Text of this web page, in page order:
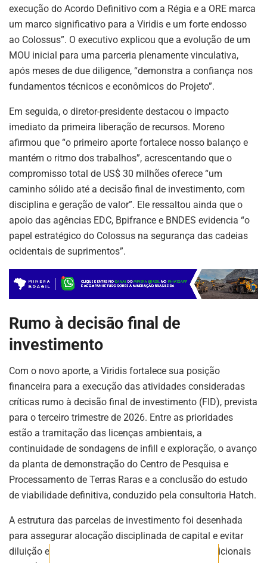
execução do Acordo Definitivo com a Régia e a ORE marca
um marco significativo para a Viridis e um forte endosso
ao Colossus”. O executivo explicou que a evolução de um
MOU inicial para uma parceria plenamente vinculativa,
após meses de due diligence, “demonstra a confiança nos
fundamentos técnicos e econômicos do Projeto”.
Em seguida, o diretor-presidente destacou o impacto
imediato da primeira liberação de recursos. Moreno
afirmou que “o primeiro aporte fortalece nosso balanço e
mantém o ritmo dos trabalhos”, acrescentando que o
compromisso total de US$ 30 milhões oferece “um
caminho sólido até a decisão final de investimento, com
disciplina e geração de valor”. Ele ressaltou ainda que o
apoio das agências EDC, Bpifrance e BNDES evidencia “o
papel estratégico do Colossus na segurança das cadeias
ocidentais de suprimentos”.
Rumo à decisão final de
investimento
Com o novo aporte, a Viridis fortalece sua posição
financeira para a execução das atividades consideradas
críticas rumo à decisão final de investimento (FID), prevista
para o terceiro trimestre de 2026. Entre as prioridades
estão a tramitação das licenças ambientais, a
continuidade de sondagens de infill e exploração, o avanço
da planta de demonstração do Centro de Pesquisa e
Processamento de Terras Raras e a conclusão do estudo
de viabilidade definitiva, conduzido pela consultoria Hatch.
A estrutura das parcelas de investimento foi desenhada
para assegurar alocação disciplinada de capital e evitar
diluição excessiva dos acionistas, com valores adicionais
ASSINE NOSSA
NEWSLETTER
notíciase inovações do setor mineral
brasileiro.
ASSINAR